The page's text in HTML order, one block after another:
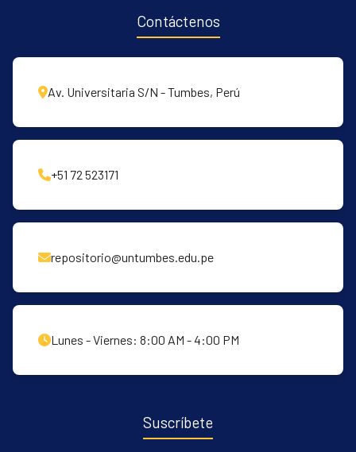
Contáctenos
Av. Universitaria S/N - Tumbes, Perú
+51 72 523171
repositorio@untumbes.edu.pe
Lunes - Viernes: 8:00 AM - 4:00 PM
Suscríbete